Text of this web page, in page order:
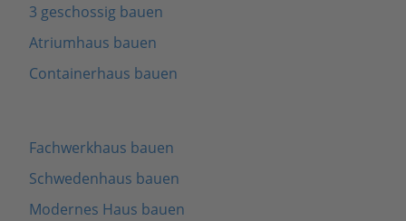
3 geschossig bauen
Atriumhaus bauen
Containerhaus bauen
Fachwerkhaus bauen
Schwedenhaus bauen
Modernes Haus bauen